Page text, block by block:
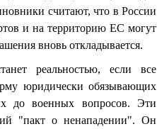
считают, что в России
и на территорию ЕС могут
вновь откладывается.
реальностью, если все
юридически обязывающих
до военных вопросов. Эти
"пакт о ненападении". Он